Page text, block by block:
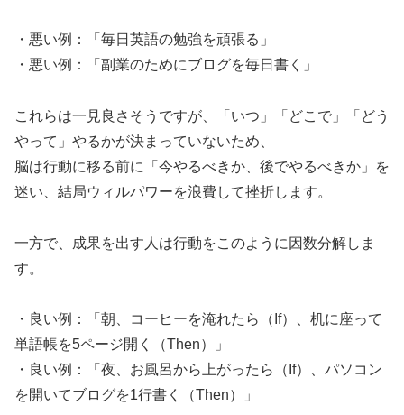
・悪い例：「毎日英語の勉強を頑張る」
・悪い例：「副業のためにブログを毎日書く」
これらは一見良さそうですが、「いつ」「どこで」「どう
やって」やるかが決まっていないため、
脳は行動に移る前に「今やるべきか、後でやるべきか」を
迷い、結局ウィルパワーを浪費して挫折します。
一方で、成果を出す人は行動をこのように因数分解しま
す。
・良い例：「朝、コーヒーを淹れたら（If）、机に座って
単語帳を5ページ開く（Then）」
・良い例：「夜、お風呂から上がったら（If）、パソコン
を開いてブログを1行書く（Then）」